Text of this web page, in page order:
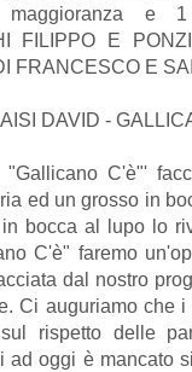
e 1
FILIPPO E
FRANCESCO E
DAVID -
"Gallicano C'è"'
ed un grosso in
bocca al lupo lo
C'è" faremo
dal nostro
Ci auguriamo che
rispetto delle
ad oggi è mancato